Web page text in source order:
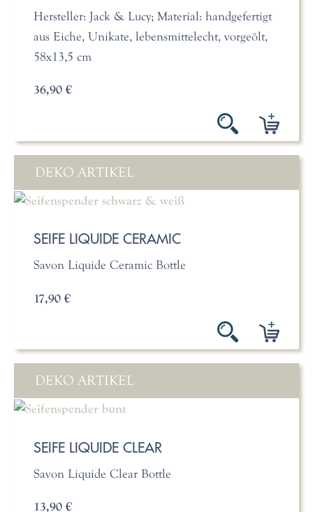
Hersteller: Jack & Lucy; Material: handgefertigt
aus Eiche, Unikate, lebensmittelecht, vorgeölt,
58x13,5 cm
36,90 €
DEKO ARTIKEL
SEIFE LIQUIDE CERAMIC
Savon Liquide Ceramic Bottle
17,90 €
DEKO ARTIKEL
SEIFE LIQUIDE CLEAR
Savon Liquide Clear Bottle
13,90 €